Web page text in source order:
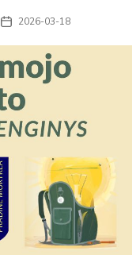
Įrašo2026-03-18